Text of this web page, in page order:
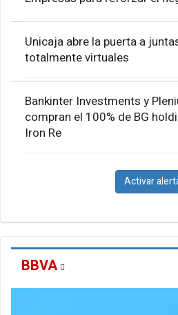
Unicaja abre la puerta a
totalmente virtuales
Bankinter Investments y
compran el 100% de BG
Iron Re
Activar
BBVA